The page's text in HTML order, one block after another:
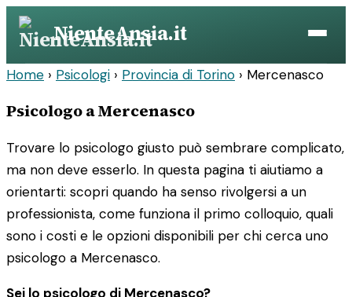
Vai
contenuto
NienteAnsia.it
Home › Psicologi › Provincia di Torino › Mercenasco
Psicologo a Mercenasco
Trovare lo psicologo giusto può sembrare complicato,
ma non deve esserlo. In questa pagina ti aiutiamo a
orientarti: scopri quando ha senso rivolgersi a un
professionista, come funziona il primo colloquio, quali
sono i costi e le opzioni disponibili per chi cerca uno
psicologo a Mercenasco.
Sei lo psicologo di Mercenasco?